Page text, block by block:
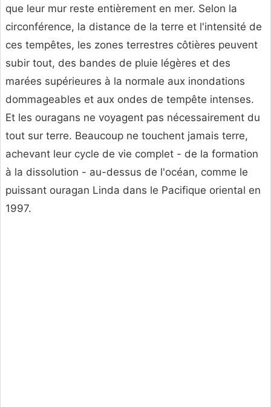
que leur mur reste entièrement en mer. Selon la
circonférence, la distance de la terre et l'intensité de
ces tempêtes, les zones terrestres côtières peuvent
subir tout, des bandes de pluie légères et des
marées supérieures à la normale aux inondations
dommageables et aux ondes de tempête intenses.
Et les ouragans ne voyagent pas nécessairement du
tout sur terre. Beaucoup ne touchent jamais terre,
achevant leur cycle de vie complet - de la formation
à la dissolution - au-dessus de l'océan, comme le
puissant ouragan Linda dans le Pacifique oriental en
1997.